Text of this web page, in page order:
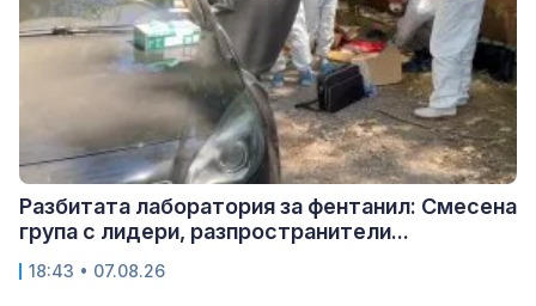
Разбитата лаборатория за фентанил: Смесена
група с лидери, разпространители...
18:43 • 07.08.26